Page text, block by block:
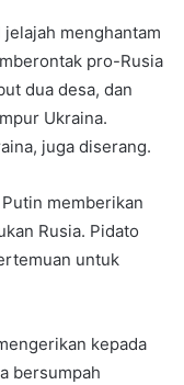
menghantam
pro-Rusia
dua desa, dan
Ukraina.
juga diserang.
memberikan
Rusia. Pidato
untuk
kepada
bersumpah